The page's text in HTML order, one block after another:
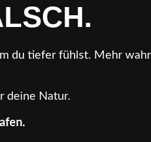
du tiefer fühlst. Mehr
deine Natur.